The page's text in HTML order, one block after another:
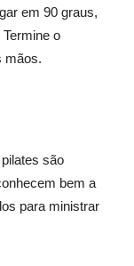
em 90 graus,
o
mãos.
são
bem a
para ministrar